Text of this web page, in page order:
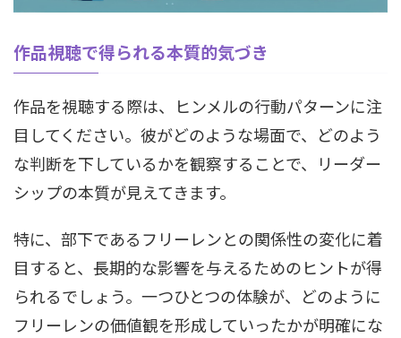
作品視聴で得られる本質的気づき
作品を視聴する際は、ヒンメルの行動パターンに注
目してください。彼がどのような場面で、どのよう
な判断を下しているかを観察することで、リーダー
シップの本質が見えてきます。
特に、部下であるフリーレンとの関係性の変化に着
目すると、長期的な影響を与えるためのヒントが得
られるでしょう。一つひとつの体験が、どのように
フリーレンの価値観を形成していったかが明確にな